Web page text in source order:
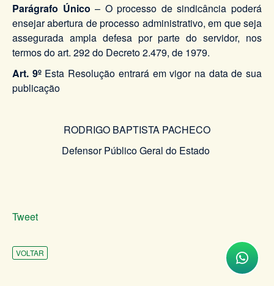
Parágrafo Único – O processo de sindicância poderá
ensejar abertura de processo administrativo, em que seja
assegurada ampla defesa por parte do servidor, nos
termos do art. 292 do Decreto 2.479, de 1979.
Art. 9ºEsta Resolução entrará em vigor na data de sua
publicação
RODRIGO BAPTISTA PACHECO
Defensor Público Geral do Estado
Tweet
VOLTAR